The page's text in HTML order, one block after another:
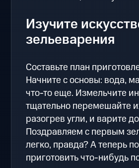
Изучите
зельеварения
Составьте план
Начните с основы: вода,
что-то еще. Измельчите
тщательно перемешайте
разогрев угли, и варите
Поздравляем с первым
легко, правда? А теперь
приготовить что-нибудь